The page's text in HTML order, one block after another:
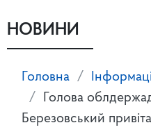
НОВИНИ
Головна
Голова
Березовський